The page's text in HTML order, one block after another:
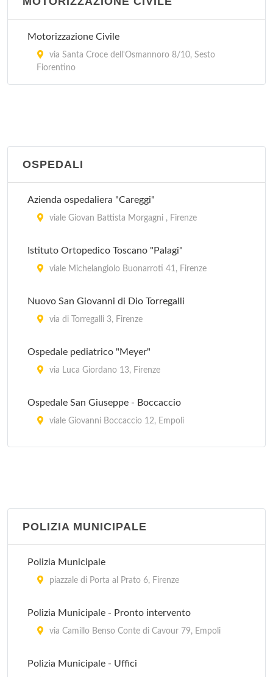
Motorizzazione Civile
via Santa Croce dell'Osmannoro 8/10, Sesto
Fiorentino
OSPEDALI
Azienda ospedaliera "Careggi"
viale Giovan Battista Morgagni , Firenze
Istituto Ortopedico Toscano "Palagi"
viale Michelangiolo Buonarroti 41, Firenze
Nuovo San Giovanni di Dio Torregalli
via di Torregalli 3, Firenze
Ospedale pediatrico "Meyer"
via Luca Giordano 13, Firenze
Ospedale San Giuseppe - Boccaccio
viale Giovanni Boccaccio 12, Empoli
piazza Santa Maria Nuova 1, Firenze
POLIZIA MUNICIPALE
Polizia Municipale
piazzale di Porta al Prato 6, Firenze
Polizia Municipale - Pronto intervento
via Camillo Benso Conte di Cavour 79, Empoli
Polizia Municipale - Uffici